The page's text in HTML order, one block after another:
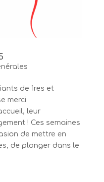
de 1res et
merci
leur
! Ces semaines
de mettre en
de plonger dans le